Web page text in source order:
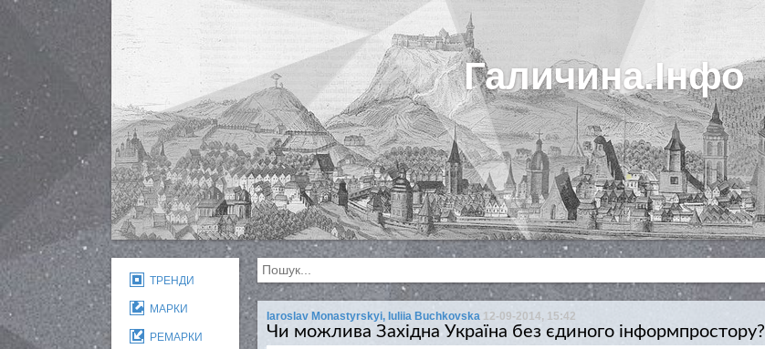
Галичина.Інфо
ТРЕНДИ
МАРКИ
РЕМАРКИ
Iaroslav Monastyrskyi, Iuliia Buchkovska 12-09-2014, 15:42
Чи можлива Західна Україна без єдиного інформпростору?